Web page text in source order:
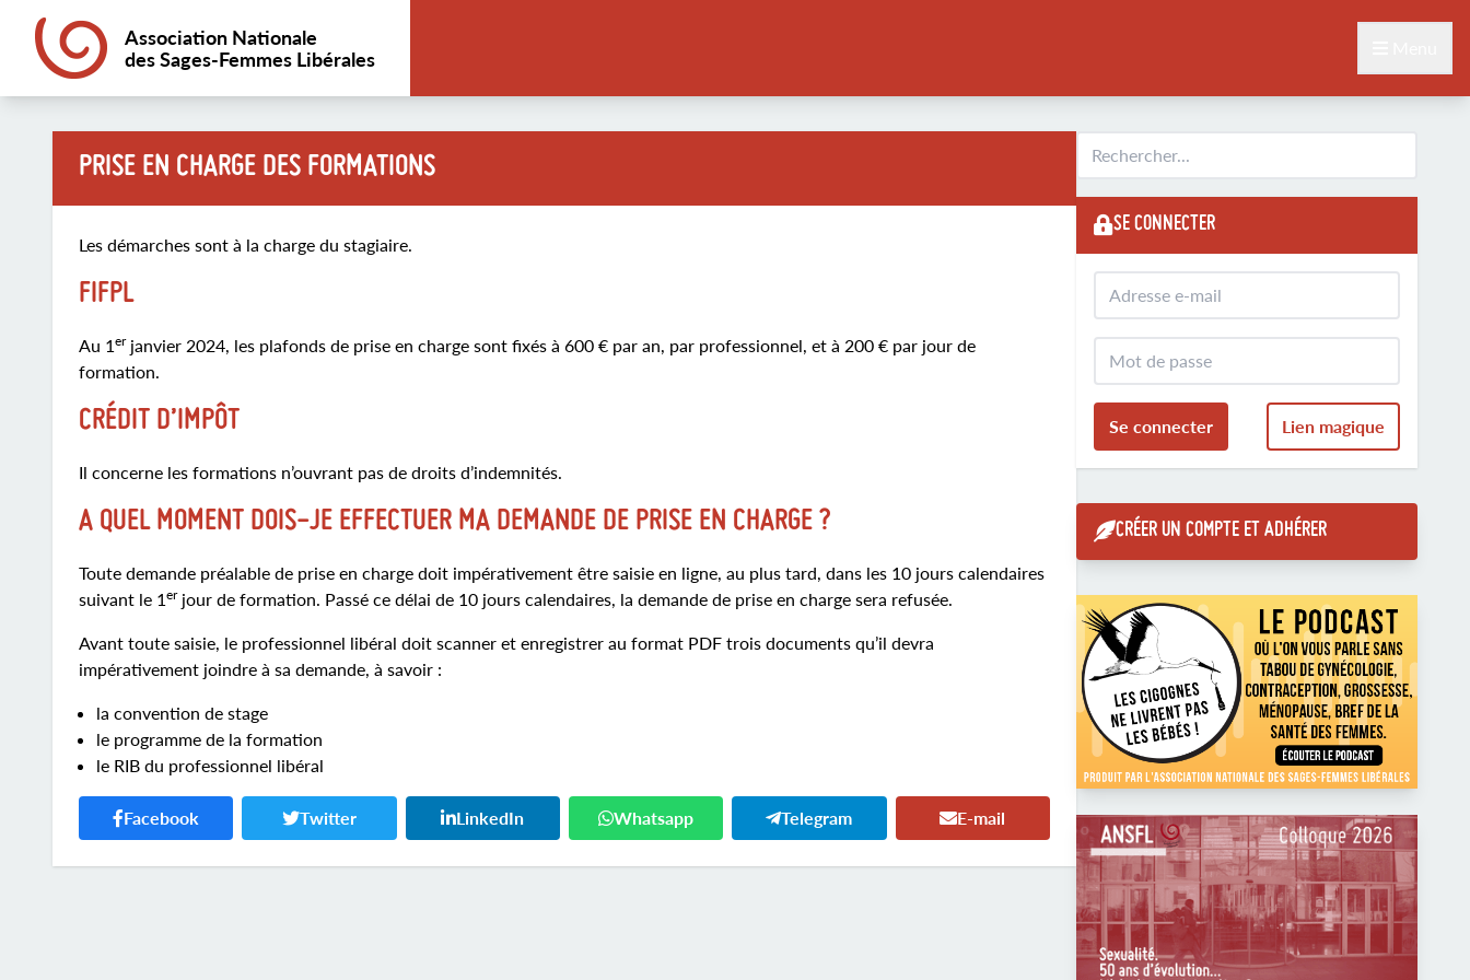
Association Nationale
des Sages-Femmes Libérales
PRISE EN CHARGE DES FORMATIONS
Les démarches sont à la charge du stagiaire.
FIFPL
Au 1 erjanvier 2024, les plafonds de prise en charge sont fixés à 600 € par an, par professionnel, et à 200 € par jour de
formation.
CRÉDIT D’IMPÔT
Il concerne les formations n’ouvrant pas de droits d’indemnités.
A QUEL MOMENT DOIS-JE EFFECTUER MA DEMANDE DE PRISE EN CHARGE ?
Toute demande préalable de prise en charge doit impérativement être saisie en ligne, au plus tard, dans les 10 jours calendaires
suivant le 1 erjour de formation. Passé ce délai de 10 jours calendaires, la demande de prise en charge sera refusée.
Avant toute saisie, le professionnel libéral doit scanner et enregistrer au format PDF trois documents qu’il devra
impérativement joindre à sa demande, à savoir :
la convention de stage
le programme de la formation
le RIB du professionnel libéral
Facebook Twitter LinkedIn Whatsapp Telegram E-mail
SE CONNECTER
Se connecter Lien magique
CRÉER UN COMPTE ET ADHÉRER